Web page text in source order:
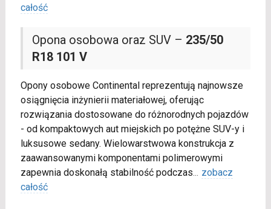
całość
Opona osobowa oraz SUV – 235/50
R18 101 V
Opony osobowe Continental reprezentują najnowsze
osiągnięcia inżynierii materiałowej, oferując
rozwiązania dostosowane do różnorodnych pojazdów
- od kompaktowych aut miejskich po potężne SUV-y i
luksusowe sedany. Wielowarstwowa konstrukcja z
zaawansowanymi komponentami polimerowymi
zapewnia doskonałą stabilność podczas... zobacz
całość